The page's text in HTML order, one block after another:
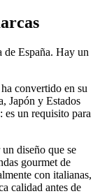
de España. Hay un
convertido en su
Japón y Estados
un requisito para
diseño que se
gourmet de
con italianas,
calidad antes de